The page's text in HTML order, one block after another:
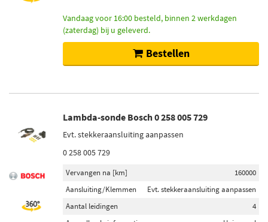
Vandaag voor 16:00 besteld, binnen 2 werkdagen
(zaterdag) bij u geleverd.
Bestellen
Lambda-sonde Bosch 0 258 005 729
Evt. stekkeraansluiting aanpassen
0 258 005 729
Vervangen na [km]
160000
Aansluiting/Klemmen
Evt. stekkeraansluiting aanpassen
Aantal leidingen
4